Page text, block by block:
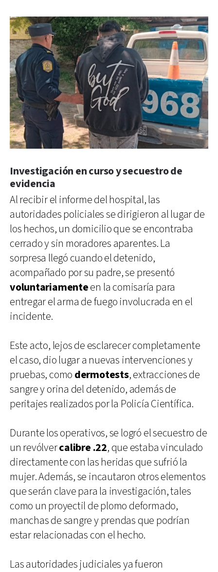
Investigación en curso y secuestro de
evidencia
Al recibir el informe del hospital, las
autoridades policiales se dirigieron al lugar de
los hechos, un domicilio que se encontraba
cerrado y sin moradores aparentes. La
sorpresa llegó cuando el detenido,
acompañado por su padre, se presentó
voluntariamenteen la comisaría para
entregar el arma de fuego involucrada en el
incidente.
Este acto, lejos de esclarecer completamente
el caso, dio lugar a nuevas intervenciones y
pruebas, como dermotests, extracciones de
sangre y orina del detenido, además de
peritajes realizados por la Policía Científica.
Durante los operativos, se logró el secuestro de
un revólvercalibre .22, que estaba vinculado
directamente con las heridas que sufrió la
mujer. Además, se incautaron otros elementos
que serán clave para la investigación, tales
como un proyectil de plomo deformado,
manchas de sangre y prendas que podrían
estar relacionadas con el hecho.
Las autoridades judiciales ya fueron